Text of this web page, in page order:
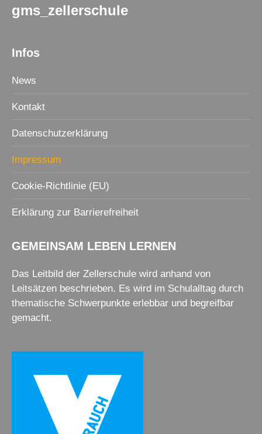
gms_zellerschule
Infos
News
Kontakt
Datenschutzerklärung
Impressum
Cookie-Richtlinie (EU)
Erklärung zur Barrierefreiheit
GEMEINSAM LEBEN LERNEN
Das Leitbild der Zellerschule wird anhand von
Leitsätzen beschrieben. Es wird im Schulalltag durch
thematische Schwerpunkte erlebbar und begreifbar
gemacht.